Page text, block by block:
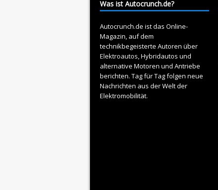
Was ist Autocrunch.de?
Autocrunch.de ist das Online-
Magazin, auf dem
technikbegeisterte Autoren über
Elektroautos, Hybridautos und
alternative Motoren und Antriebe
berichten. Tag für Tag folgen neue
Nachrichten aus der Welt der
Elektromobilität.